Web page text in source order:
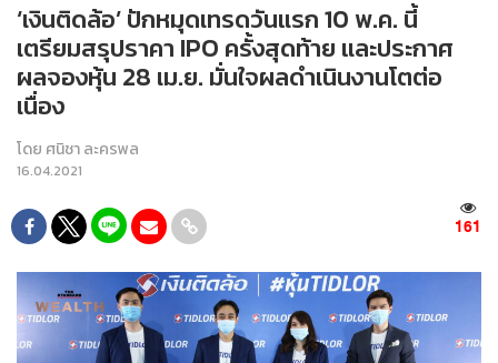
‘เงินติดล้อ’ ปักหมุดเทรดวันแรก 10 พ.ค. นี้
เตรียมสรุปราคา IPO ครั้งสุดท้าย และประกาศ
ผลจองหุ้น 28 เม.ย. มั่นใจผลดำเนินงานโตต่อ
เนื่อง
โดย ศนิชา ละครพล
16.04.2021
161